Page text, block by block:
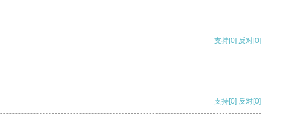
支持[0] 反对[0]
支持[0] 反对[0]